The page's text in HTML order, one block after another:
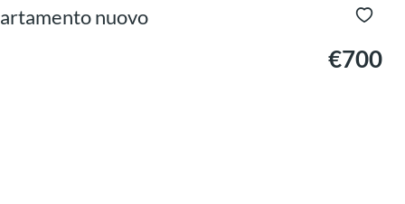
nuovo
€700